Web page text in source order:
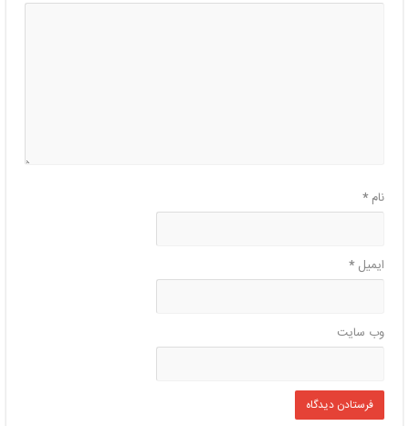
نام*
ایمیل*
وب‌ سایت